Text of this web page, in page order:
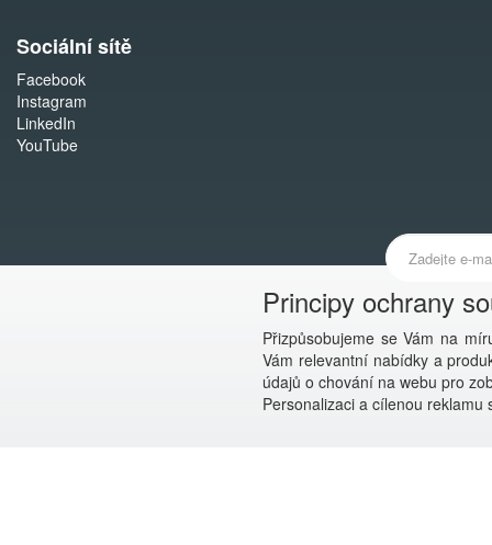
Sociální sítě
Facebook
Instagram
LinkedIn
YouTube
Principy ochrany
Přizpůsobujeme se Vám na
Vám relevantní nabídky a
údajů o chování na webu pro
Personalizaci a cílenou reklamu